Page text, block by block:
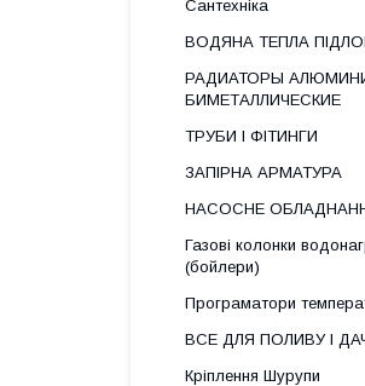
Сантехніка
ВОДЯНА ТЕПЛА
РАДИАТОРЫ
БИМЕТАЛЛИЧЕСКИЕ
ТРУБИ І ФІТИНГИ
ЗАПІРНА АРМАТУРА
НАСОСНЕ
Газові колонки
(бойлери)
Програматори
ВСЕ ДЛЯ ПОЛИВУ І
Кріплення Шурупи